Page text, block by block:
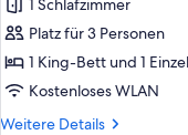
Topazz
anzeigen
1 Schlafzimmer
Platz für 3 Personen
1 King-Bett und 1
Kostenloses WLAN
Weitere Details
Weitere